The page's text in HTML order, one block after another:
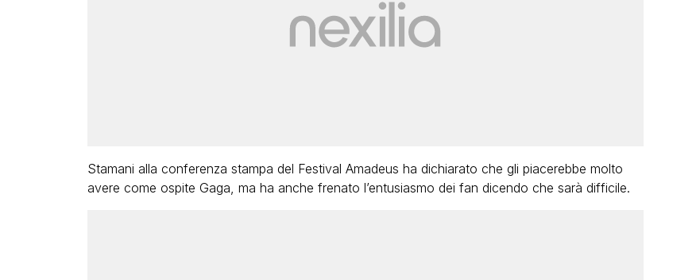
Stamani alla conferenza stampa del Festival Amadeus ha dichiarato che gli piacerebbe molto
avere come ospite Gaga, ma ha anche frenato l’entusiasmo dei fan dicendo che sarà difficile.
FABIANO MINACCI